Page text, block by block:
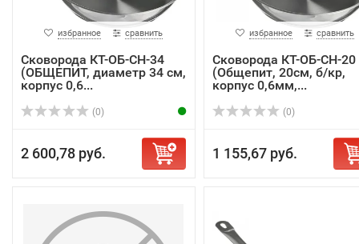
избранное сравнить
Сковорода КТ-ОБ-СН-34
(ОБЩЕПИТ, диаметр 34 см,
корпус 0,6...
(0)
2 600,78 руб.
избранное сравнить
Сковорода КТ-ОБ-СН-20
(Общепит, 20см, б/кр,
корпус 0,6мм,...
(0)
1 155,67 руб.